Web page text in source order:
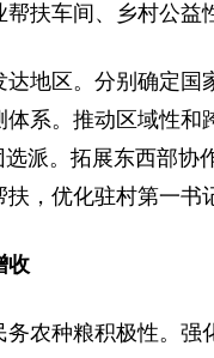
扶车间、乡村公益
达地区。分别确定
系。推动区域性
派。拓展东西部
，优化驻村第一书
收
务农种粮积极性。